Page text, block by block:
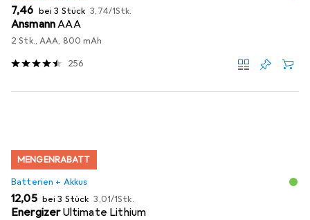
EUR
7,46 bei 3 Stück EUR
3,74/1Stk.
AnsmannAAA
2 Stk., AAA, 800 mAh
256
MENGENRABATT
Batterien + Akkus
EUR
12,05 bei 3 Stück EUR
3,01/1Stk.
EnergizerUltimate Lithium